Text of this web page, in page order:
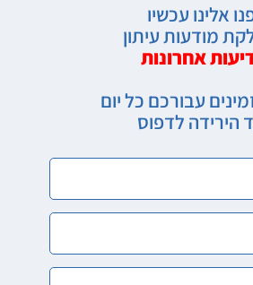
אלינו עכשיו
מודעות עיתון
אחרונות
עבורכם כל יום
הירידה לדפוס